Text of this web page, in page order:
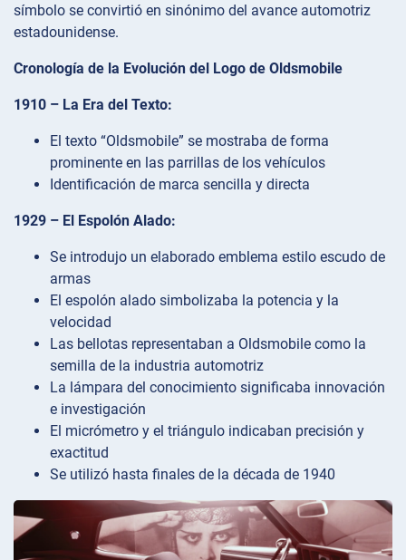
símbolo se convirtió en sinónimo del avance automotriz
estadounidense.
Cronología de la Evolución del Logo de Oldsmobile
1910 – La Era del Texto:
El texto “Oldsmobile” se mostraba de forma
prominente en las parrillas de los vehículos
Identificación de marca sencilla y directa
1929 – El Espolón Alado:
Se introdujo un elaborado emblema estilo escudo de
armas
El espolón alado simbolizaba la potencia y la
velocidad
Las bellotas representaban a Oldsmobile como la
semilla de la industria automotriz
La lámpara del conocimiento significaba innovación
e investigación
El micrómetro y el triángulo indicaban precisión y
exactitud
Se utilizó hasta finales de la década de 1940